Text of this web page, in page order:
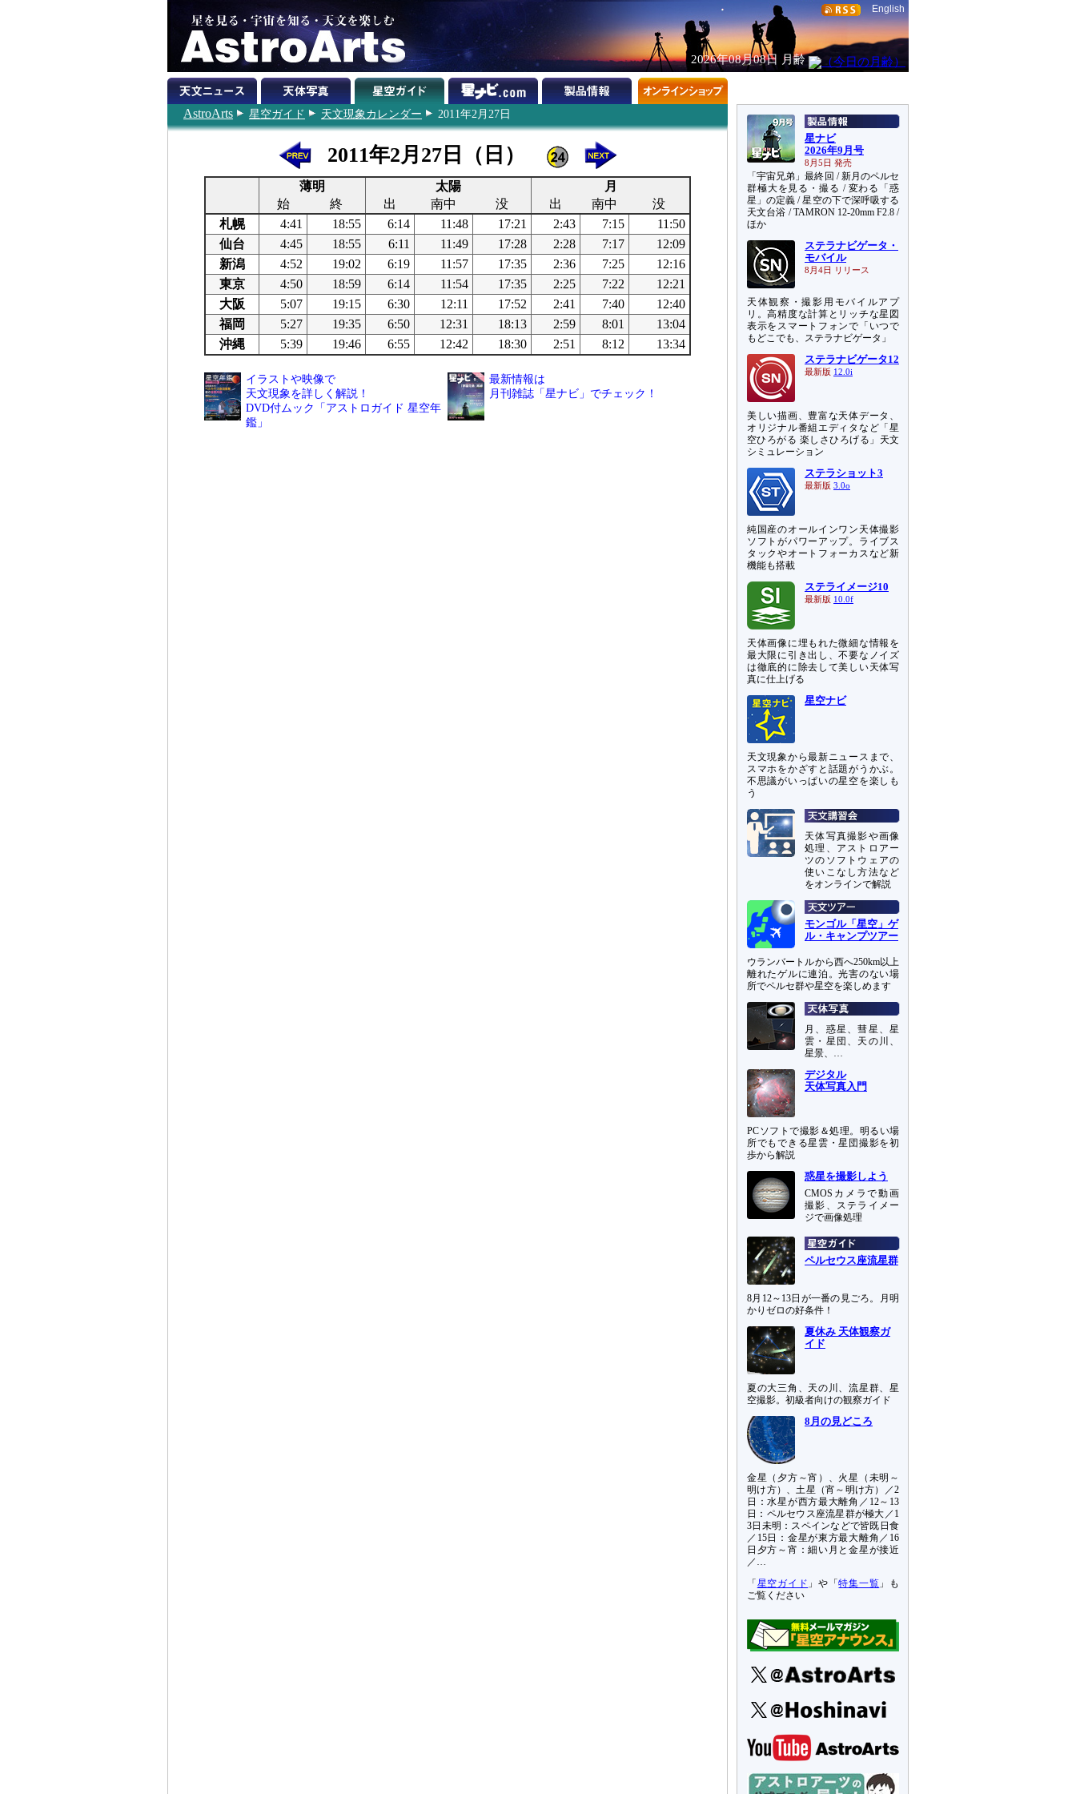
English
2026年08月08日 月齢
AstroArts 星空ガイド 天文現象カレンダー 2011年2月27日
2011年2月27日（日）
薄明 太陽
月
始
終 出 南中 没 出 南中
没
札幌
4:41 18:55 6:14 11:48 17:21 2:43 7:15
11:50
仙台
4:45 18:55 6:11 11:49 17:28 2:28 7:17
12:09
新潟
4:52 19:02 6:19 11:57 17:35 2:36 7:25
12:16
東京
4:50 18:59 6:14 11:54 17:35 2:25 7:22
12:21
大阪
5:07 19:15 6:30 12:11 17:52 2:41 7:40
12:40
福岡
5:27 19:35 6:50 12:31 18:13 2:59 8:01
13:04
沖縄
5:39 19:46 6:55 12:42 18:30 2:51 8:12 13:34
イラストや映像で
天文現象を詳しく解説！
DVD付ムック「アストロガイド 星空年
鑑」
最新情報は
月刊雑誌「星ナビ」でチェック！
星ナビ
2026年9月号
8月5日 発売
「宇宙兄弟」最終回 / 新月のペルセ
群極大を見る・撮る / 変わる「惑
星」の定義 / 星空の下で深呼吸する
天文台浴 / TAMRON 12-20mm F2.8 /
ほか
ステラナビゲータ・
モバイル
8月4日 リリース
天体観察・撮影用モバイルアプ
リ。高精度な計算とリッチな星図
表示をスマートフォンで「いつで
もどこでも、ステラナビゲータ」
ステラナビゲータ12
最新版 12.0i
美しい描画、豊富な天体データ、
オリジナル番組エディタなど「星
空ひろがる 楽しさひろげる」天文
シミュレーション
ステラショット3
最新版 3.0o
純国産のオールインワン天体撮影
ソフトがパワーアップ。ライブス
タックやオートフォーカスなど新
機能も搭載
ステライメージ10
最新版 10.0f
天体画像に埋もれた微細な情報を
最大限に引き出し、不要なノイズ
は徹底的に除去して美しい天体写
真に仕上げる
星空ナビ
天文現象から最新ニュースまで、
スマホをかざすと話題がうかぶ。
不思議がいっぱいの星空を楽しも
う
天体写真撮影や画像
処理、アストロアー
ツのソフトウェアの
使いこなし方法など
をオンラインで解説
モンゴル「星空」ゲ
ル・キャンプツアー
ウランバートルから西へ250km以上
離れたゲルに連泊。光害のない場
所でペルセ群や星空を楽しめます
月、惑星、彗星、星
雲・星団、天の川、
星景、…
デジタル
天体写真入門
PCソフトで撮影＆処理。明るい場
所でもできる星雲・星団撮影を初
歩から解説
惑星を撮影しよう
CMOSカメラで動画
撮影、ステライメー
ジで画像処理
ペルセウス座流星群
8月12～13日が一番の見ごろ。月明
かりゼロの好条件！
夏休み 天体観察ガ
イド
夏の大三角、天の川、流星群、星
空撮影。初級者向けの観察ガイド
8月の見どころ
金星（夕方～宵）、火星（未明～
明け方）、土星（宵～明け方）／2
日：水星が西方最大離角／12～13
日：ペルセウス座流星群が極大／1
3日未明：スペインなどで皆既日食
／15日：金星が東方最大離角／16
日夕方～宵：細い月と金星が接近
／…
「 星空ガイド 」や「特集一覧 」も
ご覧ください